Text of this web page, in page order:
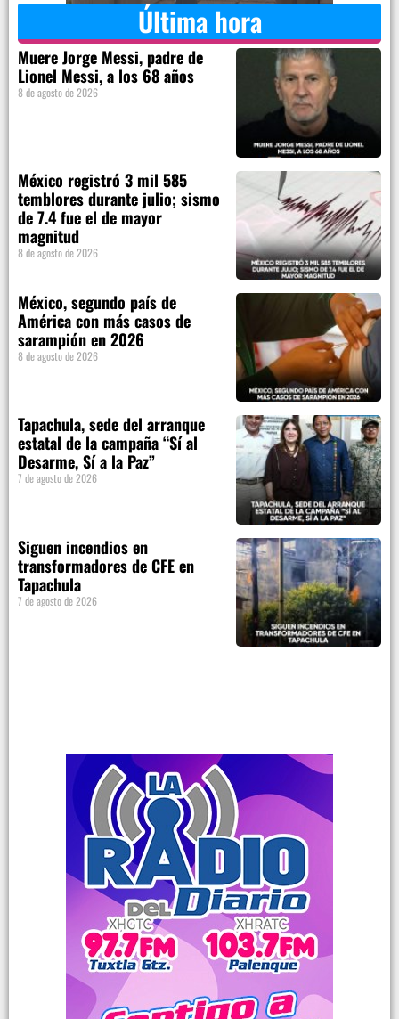
Última hora
Muere Jorge Messi, padre de
Lionel Messi, a los 68 años
8 de agosto de 2026
México registró 3 mil 585
temblores durante julio; sismo
de 7.4 fue el de mayor
magnitud
8 de agosto de 2026
México, segundo país de
América con más casos de
sarampión en 2026
8 de agosto de 2026
Tapachula, sede del arranque
estatal de la campaña “Sí al
Desarme, Sí a la Paz”
7 de agosto de 2026
Siguen incendios en
transformadores de CFE en
Tapachula
7 de agosto de 2026